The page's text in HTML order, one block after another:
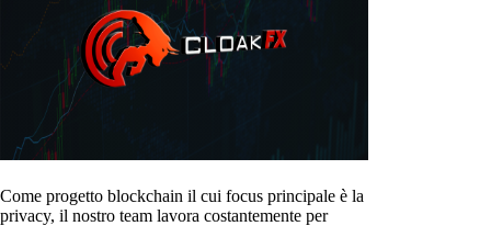
Come progetto blockchain il cui focus principale è la
privacy, il nostro team lavora costantemente per